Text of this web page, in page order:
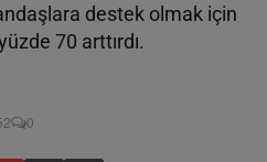
destek olmak için
70 arttırdı.
0